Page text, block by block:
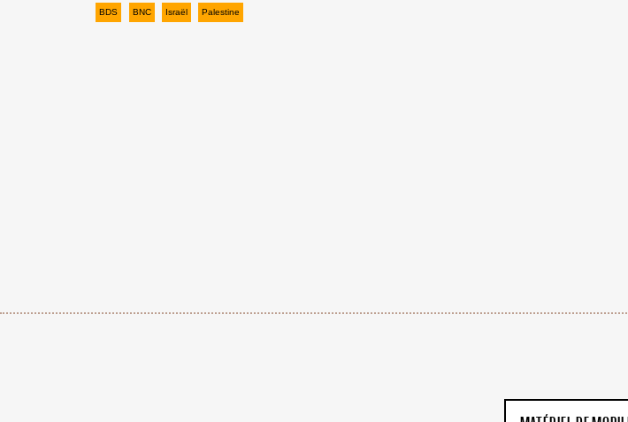
BDS BNC Israël Palestine